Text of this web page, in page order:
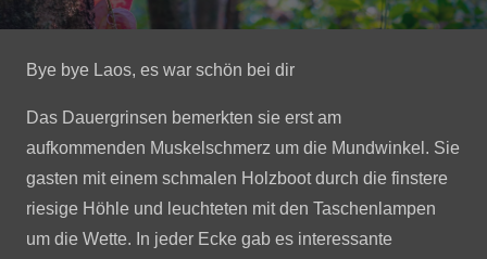
Bye bye Laos, es war schön bei dir
Das Dauergrinsen bemerkten sie erst am
aufkommenden Muskelschmerz um die Mundwinkel. Sie
gasten mit einem schmalen Holzboot durch die finstere
riesige Höhle und leuchteten mit den Taschenlampen
um die Wette. In jeder Ecke gab es interessante